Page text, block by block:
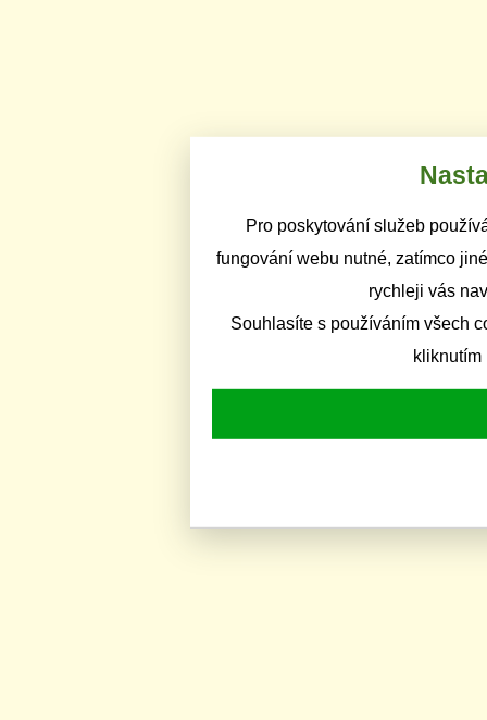
Pro poskytování služeb
fungování webu nutné, zatímco
rychleji vás
Souhlasíte s používáním všech
kliknutím